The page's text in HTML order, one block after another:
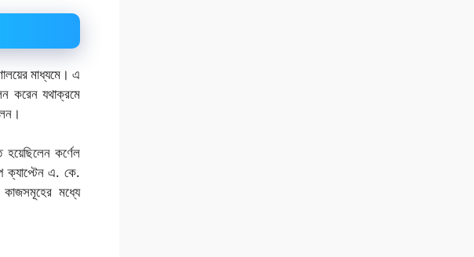
মাধ্যমে। এ
করেন যথাক্রমে
কর্ণেল
ক্যাপ্টেন এ. কে.
মধ্যে